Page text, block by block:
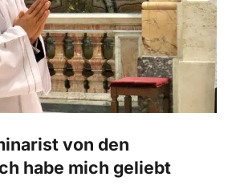
von den
habe mich geliebt